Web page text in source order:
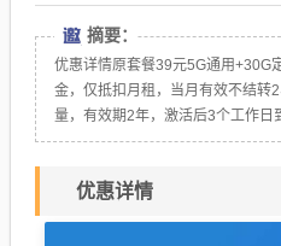
摘要：
优惠详情原套餐39元5G通用+30G
金，仅抵扣月租，当月有效不结转
量，有效期2年，激活后3个工作日
优惠详情